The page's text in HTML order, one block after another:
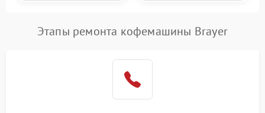
Этапы ремонта кофемашины Brayer